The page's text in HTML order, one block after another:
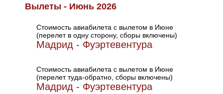
Вылеты - Июнь 2026
Стоимость авиабилета с вылетом в Июне
(перелет в одну сторону, сборы включены)
Мадрид - Фуэртевентура
Стоимость авиабилета с вылетом в Июне
(перелет туда-обратно, сборы включены)
Мадрид - Фуэртевентура